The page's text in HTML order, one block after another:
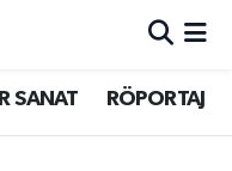
SANAT RÖPORTAJ